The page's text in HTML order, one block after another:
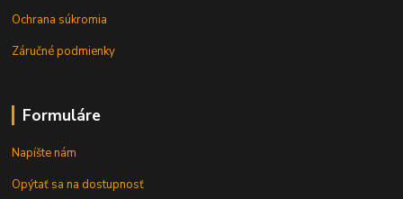
Ochrana súkromia
Záručné podmienky
Formuláre
Napíšte nám
Opýtať sa na dostupnosť